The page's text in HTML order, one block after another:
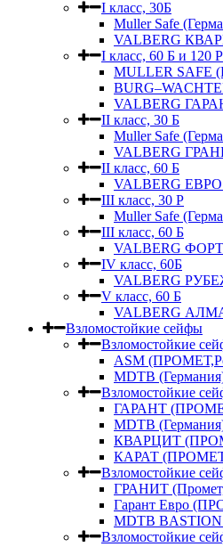
I класс, 30Б
Muller Safe
VALBERG
I класс, 60 Б и 120 Р
MULLER SAFE
VALBERG
II класс, 30 Б
Muller Safe
VALBERG
II класс, 60 Б
VALBERG
III класс, 30 Р
Muller Safe
III класс, 60 Б
VALBERG ФОРТ
IV класс, 60Б
VALBERG
V класс, 60 Б
VALBERG
Взломостойкие сейфы
Взломостойкие
ASM
MDTB
Взломостойкие
ГАРАНТ
MDTB
КВАРЦИТ
КАРАТ (ПРОМЕТ,
Взломостойкие
ГРАНИТ
Гарант Евро
MDTB
Взломостойкие